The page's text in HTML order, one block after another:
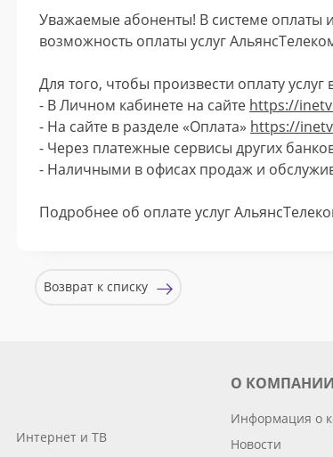
Уважаемые абоненты! В системе оплаты
возможность оплаты услуг
Для того, чтобы произвести оплату
- В Личном кабинете на сайте https://
- На сайте в разделе «Оплата» https://
- Через платежные сервисы других
- Наличными в офисах продаж и
Подробнее об оплате услуг
Возврат к списку
Интернет и ТВ
О КОМПАНИИ
Информация о
Новости